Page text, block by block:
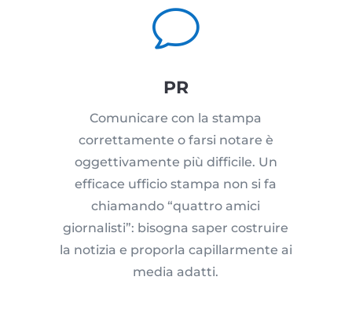
v
PR
Comunicare con la stampa
correttamente o farsi notare è
oggettivamente più difficile. Un
efficace ufficio stampa non si fa
chiamando “quattro amici
giornalisti”: bisogna saper costruire
la notizia e proporla capillarmente ai
media adatti.